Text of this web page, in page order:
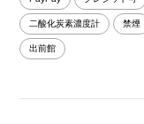
二酸化炭素濃度計 禁煙
出前館